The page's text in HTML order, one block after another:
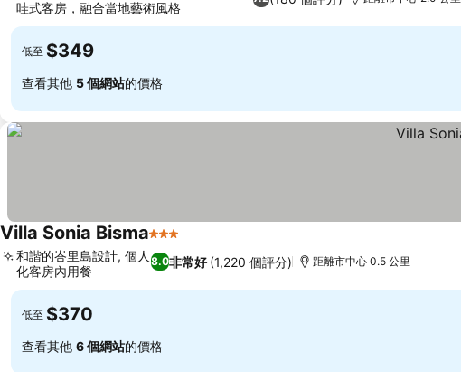
哇式客房，融合當地藝術風格
低至 $349
查看其他 5 個網站的價格
Villa Sonia Bisma3 星級
8.0非常好 (1,220 個評分)
和諧的峇里島設計, 個人
化客房內用餐
距離市中心 0.5 公里
低至 $370
查看其他 6 個網站的價格